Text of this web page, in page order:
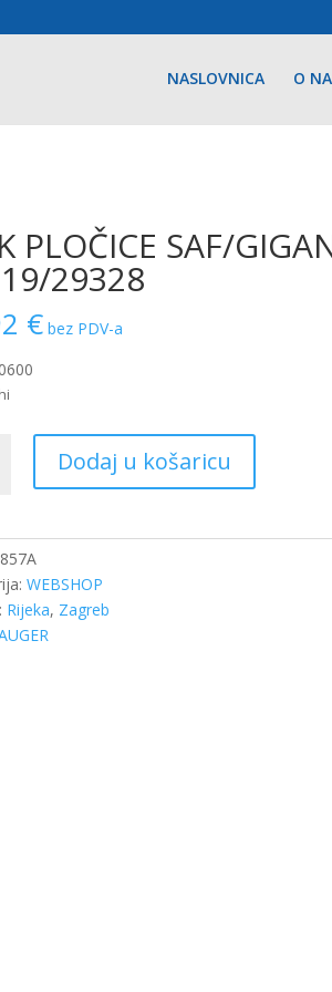
NASLOVNICA O
PLOČICE SAF/
29328
€ bez PDV-a
Dodaj u košaricu
WEBSHOP
Rijeka, Zagreb